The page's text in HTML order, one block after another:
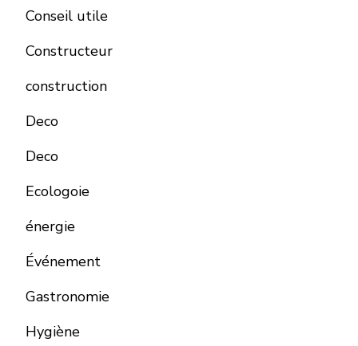
Conseil utile
Constructeur
construction
Deco
Deco
Ecologoie
énergie
Événement
Gastronomie
Hygiène